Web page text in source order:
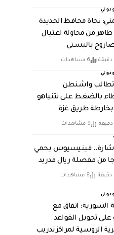
نجاة محافظ الحديدة
من محاولة اغتيال
باليستي
6 مشاهدات
واشنطن
بالضغط على نتنياهو
بخارطة طريق غزة
9 مشاهدات
شارة.. فينيسيوس يحمي
من مقصلة ريال مدريد
8 مشاهدات
السورية: اتفاق مع
تحويل القواعد
الروسية لمراكز تدريب